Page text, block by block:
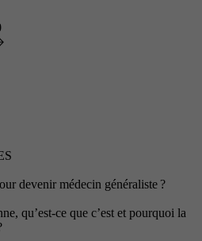
devenir médecin généraliste ?
qu’est-ce que c’est et pourquoi la